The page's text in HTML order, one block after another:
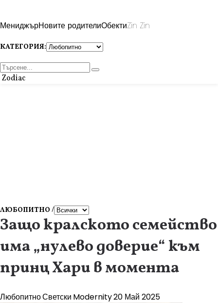
МениджърНовите родителиОбектиZin Zin
КАТЕГОРИЯ:
Zodiac
ЛЮБОПИТНО /
Защо кралското семейство
има „нулево доверие“ към
принц Хари в момента
ЛюбопитноСветски Modernity20 Май 2025